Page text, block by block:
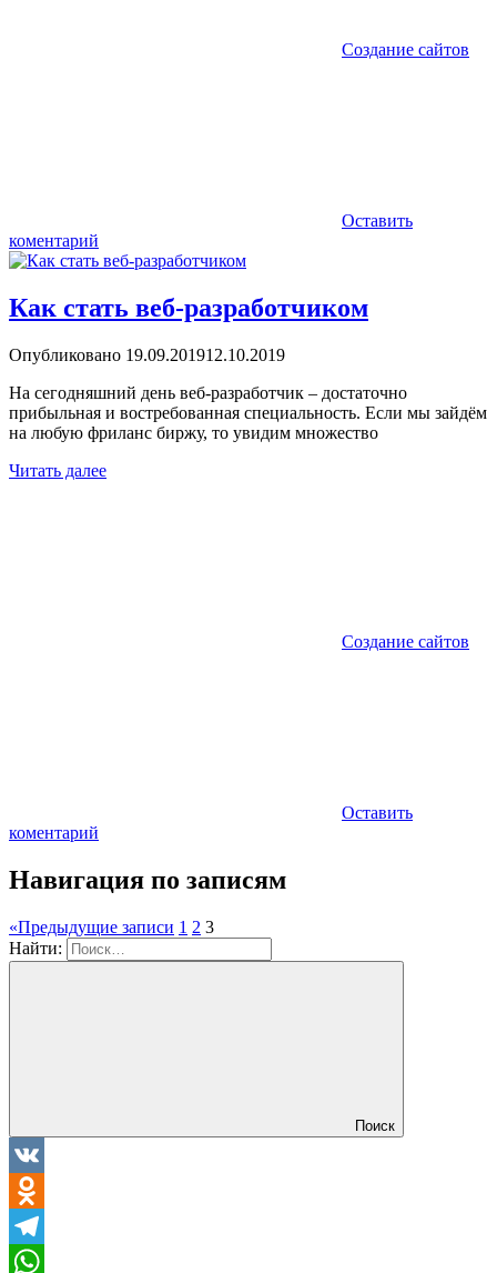
Создание сайтов
Оставить
коментарий
Как стать веб-разработчиком
Опубликовано 19.09.201912.10.2019
На сегодняшний день веб-разработчик – достаточно
прибыльная и востребованная специальность. Если мы зайдём
на любую фриланс биржу, то увидим множество
Читать далее
Создание сайтов
Оставить
коментарий
Навигация по записям
«Предыдущие записи 1 2 3
Найти:
Поиск
VK
Odnoklassniki
Telegram